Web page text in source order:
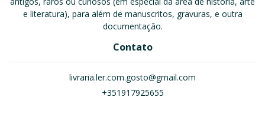
e literatura), para além de manuscritos, gravuras, e outra
documentação.
Contato
livraria.ler.com.gosto@gmail.com
+351917925655